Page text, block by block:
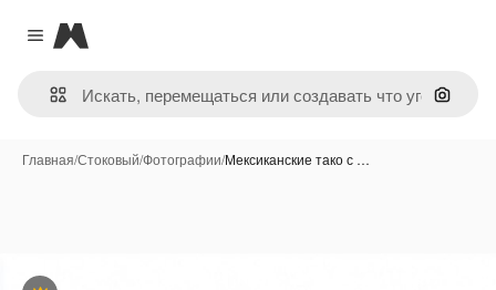
Close menu
Magnific
Поиск
Главная/Стоковый/Фотографии/Мексиканские тако с …